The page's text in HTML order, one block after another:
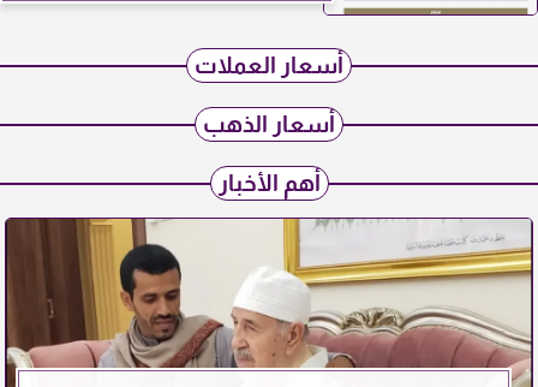
أسعار العملات
أسعار الذهب
أهم الأخبار